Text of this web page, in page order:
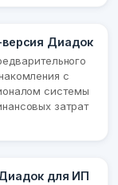
Диадок
с
системы
затрат
для ИП